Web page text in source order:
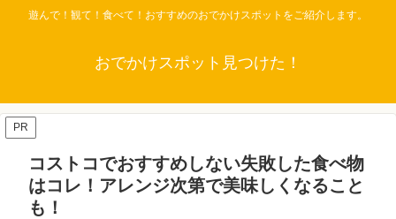
遊んで！観て！食べて！おすすめのおでかけスポットをご紹介します。
おでかけスポット見つけた！
PR
コストコでおすすめしない失敗した食べ物
はコレ！アレンジ次第で美味しくなること
も！